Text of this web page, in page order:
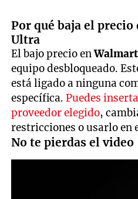
Por qué baja el precio
Ultra
El bajo precio enWalmart
equipo desbloqueado.
está ligado a ninguna
específica.Puedes
proveedor elegido,
restricciones o usarlo en
No te pierdas el video